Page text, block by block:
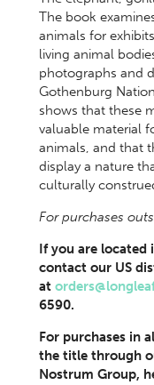
The book
animals for
living animal
photographs and
Gothenburg
shows that these
valuable material
animals, and that
display a nature
culturally
For purchases
If you are located
contact our US
at
6590.
For purchases in
the title through
Nostrum Group,